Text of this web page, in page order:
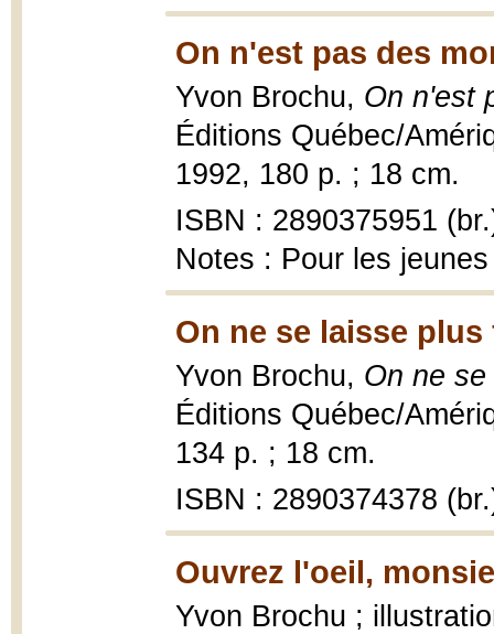
On n'est pas des
Yvon Brochu, On n'est
Éditions Québec/
1992, 180 p. ; 18 cm.
ISBN : 2890375951
Notes : Pour les
On ne se laisse plus
Yvon Brochu, On ne
Éditions Québec/
134 p. ; 18 cm.
ISBN : 2890374378
Ouvrez l'oeil,
Yvon Brochu ;